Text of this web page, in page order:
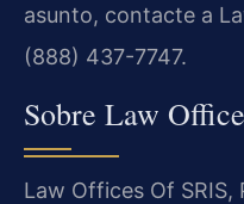
asunto, contacte a
(888) 437-7747.
Sobre Law
Law Offices Of SRIS,